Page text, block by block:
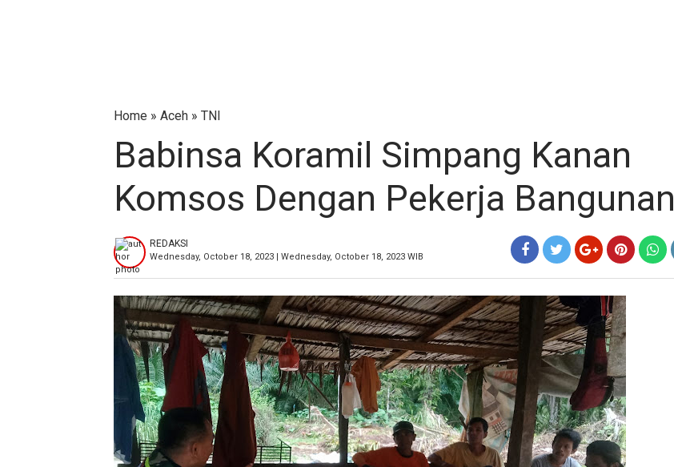
Home » Aceh » TNI
Babinsa Koramil Simpang Kanan
Komsos Dengan Pekerja Bangunan
REDAKSI
Wednesday, October 18, 2023 | Wednesday, October 18, 2023 WIB